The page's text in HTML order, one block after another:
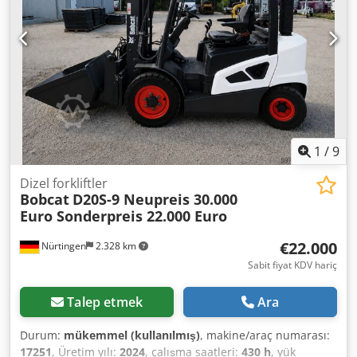
Yanmar. * Ek ataşmanlar için boru hattı. * Hızlı bağlantı
sistemi. * Ek farlar. * Çok iyi durumda. Csdjzr Avvopfx Ah
Ejrf ----Biz bir otomotiv ve inşaat makineleri yetkili
servisiyiz, bağlayıcı olmayan makine teklifi, finansman,
takas, her türlü araç için kiralama ve satın alma
seçenekleri mevcuttur.----
1 /9
Nürtingen 2.328 km
Dizel forkliftler
Bobcat D20S-9 Neupreis 30.000
Euro Sonderpreis 22.000 Euro
€22.000
Sabit fiyat KDV hariç
Talep etmek Ara
Durum: mükemmel (kullanılmış), makine/araç numarası:
17251, Üretim yılı: 2024, çalışma saatleri: 430 h, yük